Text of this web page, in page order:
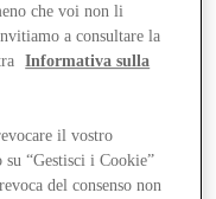
che voi non li
a consultare la
Informativa sulla
il vostro
su “Gestisci i Cookie”
del consenso non